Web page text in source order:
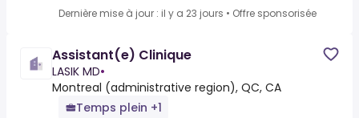
Dernière mise à jour : il y a 23 jours • Offre sponsorisée
Assistant(e) Clinique
LASIK MD•
Montreal (administrative region), QC, CA
Temps plein +1